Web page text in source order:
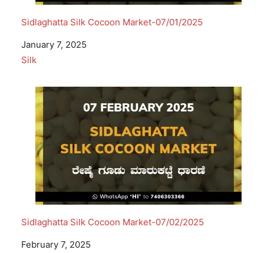
Sidlaghatta Silk Cocoon Market-07/01/2025
Date
January 7, 2025
In relation to
Silk
Sidlaghatta Silk Cocoon Market-07/02/2025
Date
February 7, 2025